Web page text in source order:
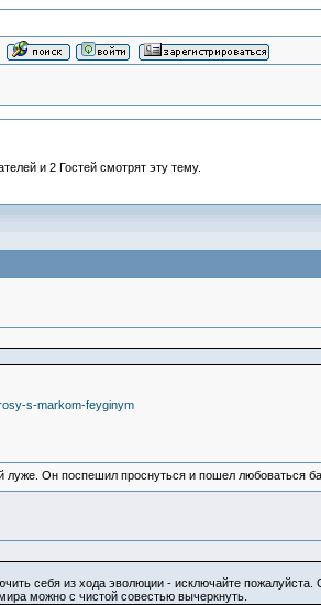
и 2 Гостей смотрят эту тему.
s-markom-feyginym
Он поспешил проснуться и пошел любоваться
себя из хода эволюции - исключайте
можно с чистой совестью вычеркнуть.